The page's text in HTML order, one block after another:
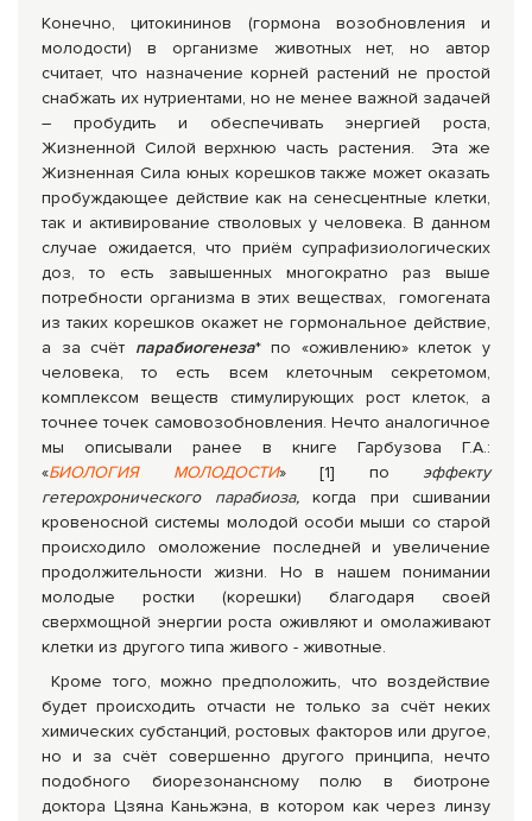
Конечно, цитокининов (гормона возобновления и
молодости) в организме животных нет, но автор
считает, что назначение корней растений не простой
снабжать их нутриентами, но не менее важной задачей
– пробудить и обеспечивать энергией роста,
Жизненной Силой верхнюю часть растения. Эта же
Жизненная Сила юных корешков также может оказать
пробуждающее действие как на сенесцентные клетки,
так и активирование стволовых у человека. В данном
случае ожидается, что приём супрафизиологических
доз, то есть завышенных многократно раз выше
потребности организма в этих веществах, гомогената
из таких корешков окажет не гормональное действие,
а за счёт парабиогенеза* по «оживлению» клеток у
человека, то есть всем клеточным секретомом,
комплексом веществ стимулирующих рост клеток, а
точнее точек самовозобновления. Нечто аналогичное
мы описывали ранее в книге Гарбузова Г.А.:
«БИОЛОГИЯ МОЛОДОСТИ» [1] по эффекту
гетерохронического парабиоза, когда при сшивании
кровеносной системы молодой особи мыши со старой
происходило омоложение последней и увеличение
продолжительности жизни. Но в нашем понимании
молодые ростки (корешки) благодаря своей
сверхмощной энергии роста оживляют и омолаживают
клетки из другого типа живого - животные.
Кроме того, можно предположить, что воздействие
будет происходить отчасти не только за счёт неких
химических субстанций, ростовых факторов или другое,
но и за счёт совершенно другого принципа, нечто
подобного биорезонансному полю в биотроне
доктора Цзяна Каньжэна, в котором как через линзу